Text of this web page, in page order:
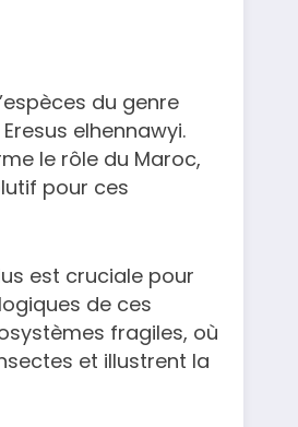
du genre
elhennawyi.
le rôle du Maroc,
pour ces
est cruciale pour
de ces
fragiles, où
et illustrent la